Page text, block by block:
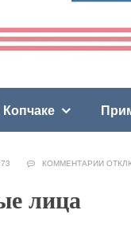
КОММЕНТАРИИ
лица